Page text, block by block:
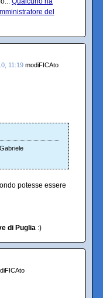
del
11:19 modiFICAto
potesse essere
di Puglia :)